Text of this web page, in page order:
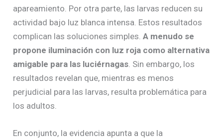
apareamiento. Por otra parte, las larvas reducen su
actividad bajo luz blanca intensa. Estos resultados
complican las soluciones simples.A menudo se
propone iluminación con luz roja como alternativa
amigable para las luciérnagas . Sin embargo, los
resultados revelan que, mientras es menos
perjudicial para las larvas, resulta problemática para
los adultos.
En conjunto, la evidencia apunta a que la